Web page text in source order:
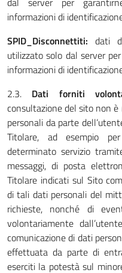
informazioni di
SPID_Disconnettiti: dati
utilizzato solo dal server
informazioni di
2.3. Dati forniti
consultazione del sito non
personali da parte
Titolare, ad esempio
determinato servizio
messaggi, di posta
Titolare indicati sul Sito
di tali dati personali del
richieste, nonché di
volontariamente
comunicazione di dati
effettuata da parte di
eserciti la potestà sul